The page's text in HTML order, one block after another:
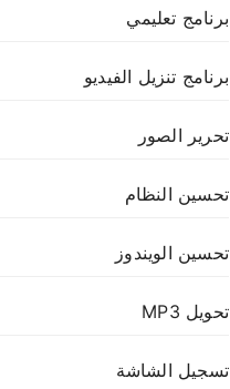
برنامج تعليمي
برنامج تنزيل الفيديو
تحرير الصور
تحسين النظام
تحسين الويندوز
تحويل MP3
تسجيل الشاشة